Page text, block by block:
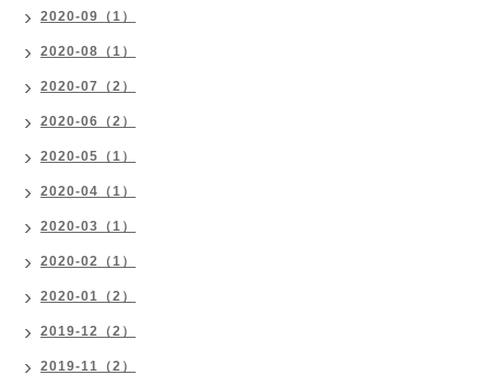
2020-09（1）
2020-08（1）
2020-07（2）
2020-06（2）
2020-05（1）
2020-04（1）
2020-03（1）
2020-02（1）
2020-01（2）
2019-12（2）
2019-11（2）